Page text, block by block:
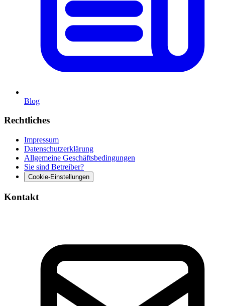
Blog
Rechtliches
Impressum
Datenschutzerklärung
Allgemeine Geschäftsbedingungen
Sie sind Betreiber?
Cookie-Einstellungen
Kontakt